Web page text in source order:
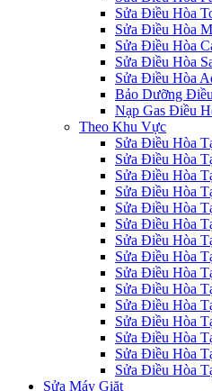
Sửa Điều Hòa
Sửa Điều Hòa
Sửa Điều Hòa
Sửa Điều Hòa
Sửa Điều Hòa
Bảo Dưỡng
Nạp Gas Điều
Theo Khu Vực
Sửa Điều Hòa
Sửa Điều Hòa
Sửa Điều Hòa
Sửa Điều Hòa
Sửa Điều Hòa
Sửa Điều Hòa
Sửa Điều Hòa
Sửa Điều Hòa
Sửa Điều Hòa
Sửa Điều Hòa
Sửa Điều Hòa
Sửa Điều Hòa
Sửa Điều Hòa
Sửa Điều Hòa
Sửa Điều Hòa
Sửa Máy Giặt